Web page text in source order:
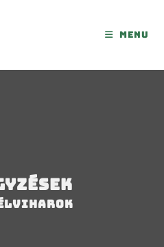
Menu